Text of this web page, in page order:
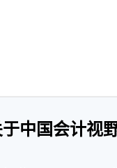
于中国会计视